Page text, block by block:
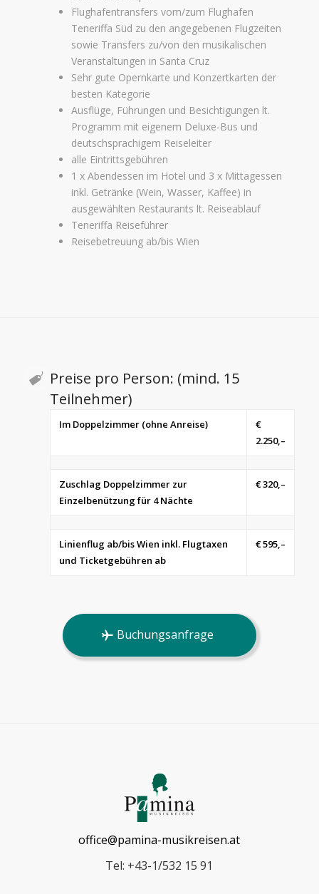
Flughafentransfers vom/zum Flughafen
Teneriffa Süd zu den angegebenen Flugzeiten
sowie Transfers zu/von den musikalischen
Veranstaltungen in Santa Cruz
Sehr gute Opernkarte und Konzertkarten der
besten Kategorie
Ausflüge, Führungen und Besichtigungen lt.
Programm mit eigenem Deluxe-Bus und
deutschsprachigem Reiseleiter
alle Eintrittsgebühren
1 x Abendessen im Hotel und 3 x Mittagessen
inkl. Getränke (Wein, Wasser, Kaffee) in
ausgewählten Restaurants lt. Reiseablauf
Teneriffa Reiseführer
Reisebetreuung ab/bis Wien
Preise pro Person: (mind. 15
Teilnehmer)
Im Doppelzimmer (ohne Anreise)
€
2.250,–
Zuschlag Doppelzimmer zur
Einzelbenützung für 4 Nächte
€ 320,–
Linienflug ab/bis Wien inkl. Flugtaxen
und Ticketgebühren ab
€ 595,–
Buchungsanfrage
office@pamina-musikreisen.at
Tel: +43-1/532 15 91